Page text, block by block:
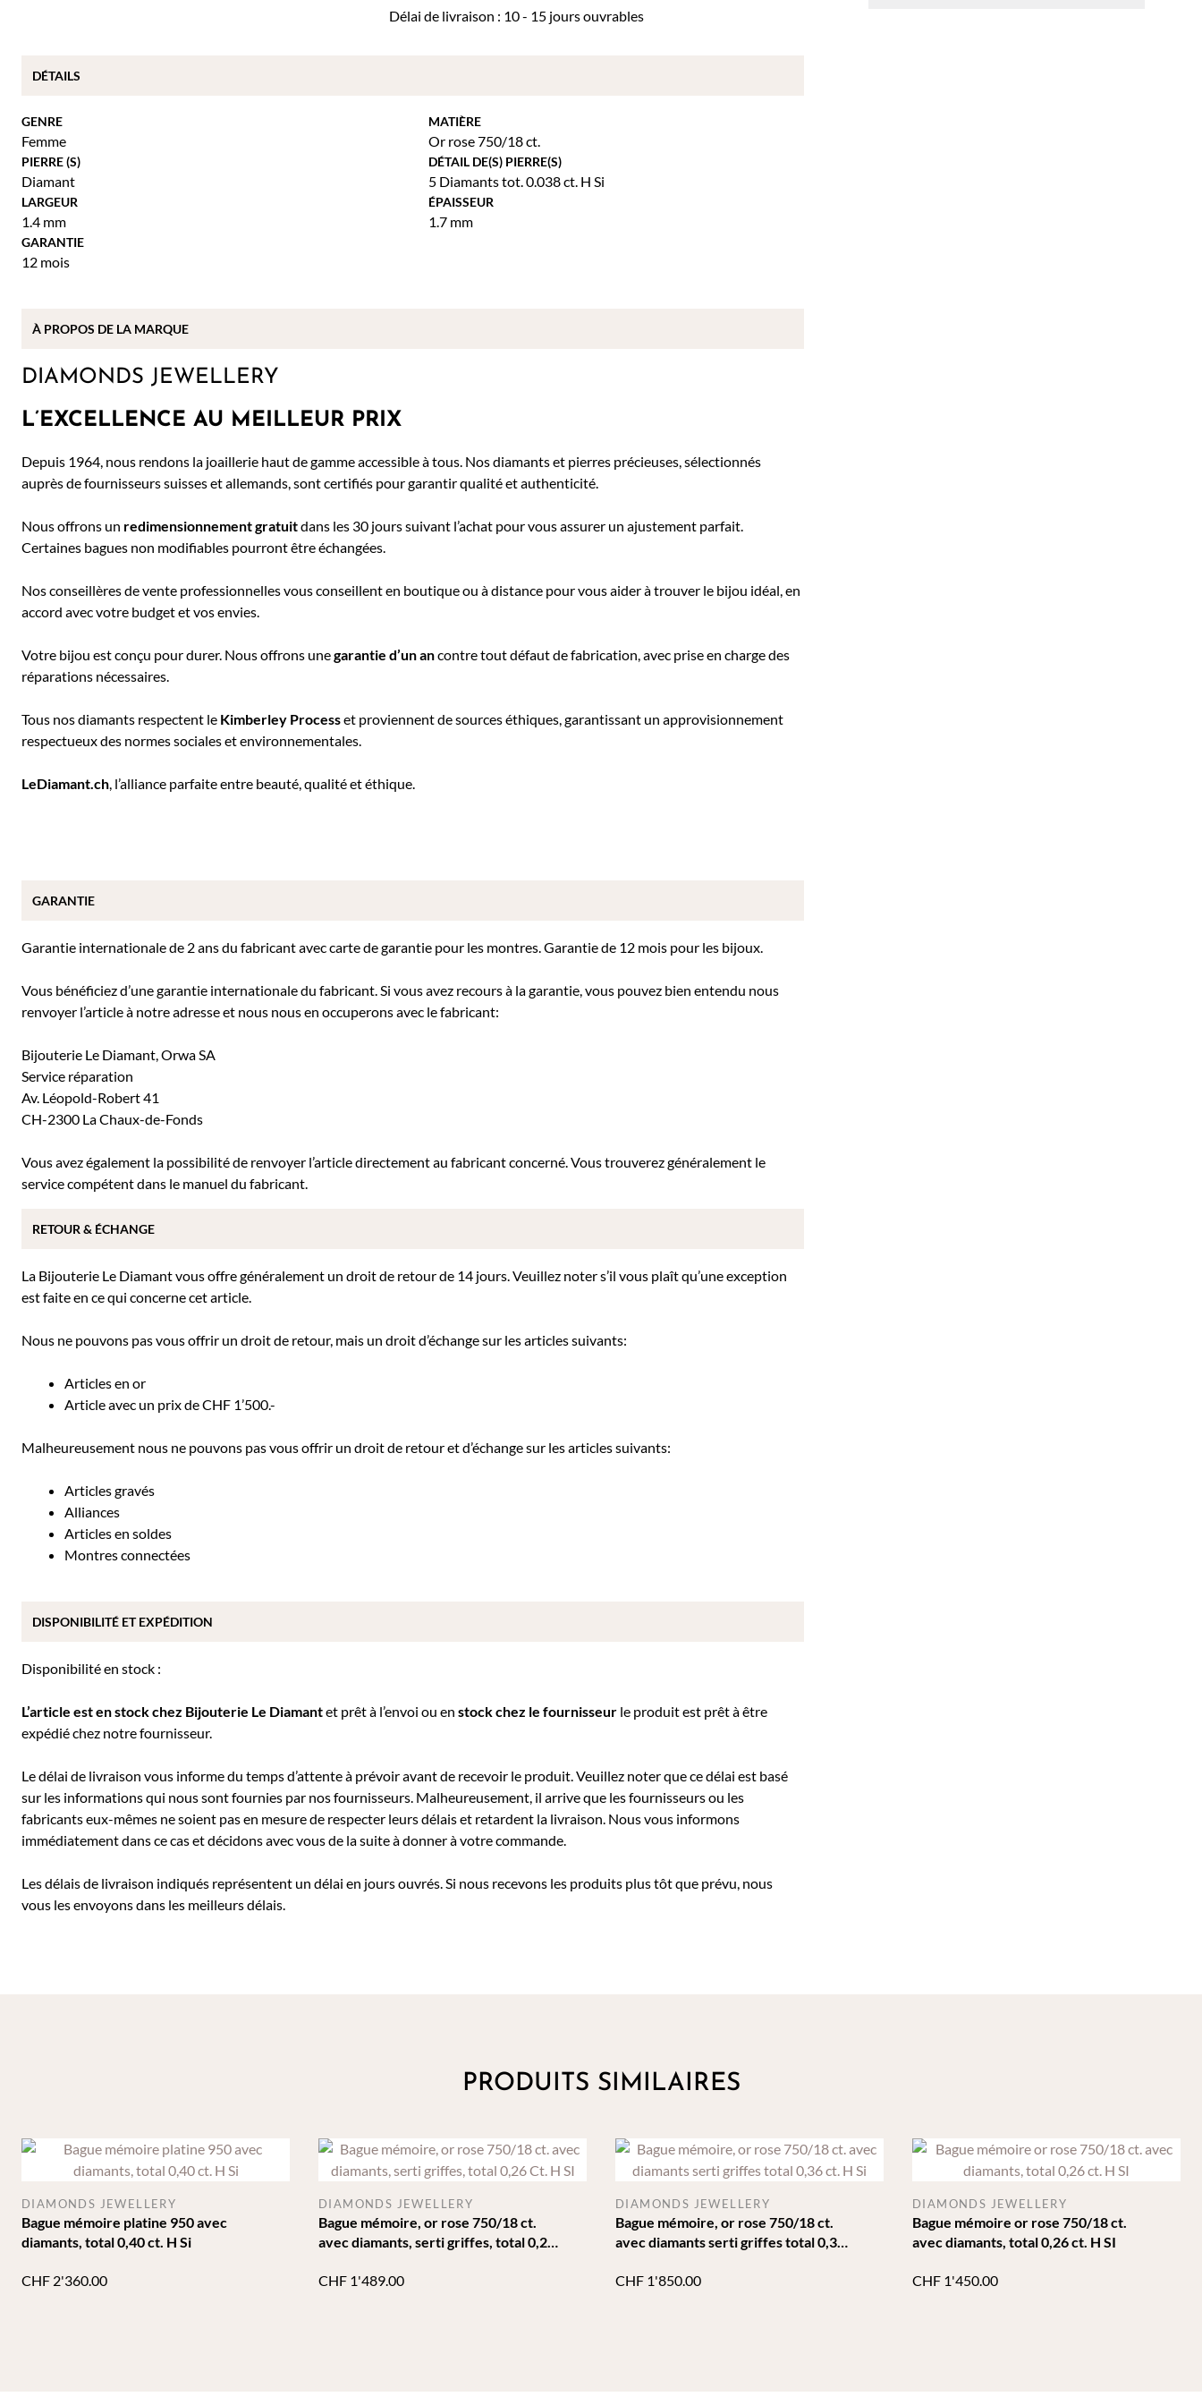
Délai de livraison : 10 - 15 jours ouvrables
GENRE
Femme
MATIÈRE
Or rose 750/18 ct.
PIERRE (S)
Diamant
DÉTAIL DE(S) PIERRE(S)
5 Diamants tot. 0.038 ct. H Si
LARGEUR
1.4 mm
ÉPAISSEUR
1.7 mm
GARANTIE
12 mois
DIAMONDS JEWELLERY
L’EXCELLENCE AU MEILLEUR PRIX
Depuis 1964, nous rendons la joaillerie haut de gamme accessible à tous. Nos diamants et pierres précieuses, sélectionnés
auprès de fournisseurs suisses et allemands, sont certifiés pour garantir qualité et authenticité.
Nous offrons un redimensionnement gratuitdans les 30 jours suivant l’achat pour vous assurer un ajustement parfait.
Certaines bagues non modifiables pourront être échangées.
Nos conseillères de vente professionnelles vous conseillent en boutique ou à distance pour vous aider à trouver le bijou idéal, en
accord avec votre budget et vos envies.
Votre bijou est conçu pour durer. Nous offrons unegarantie d’un ancontre tout défaut de fabrication, avec prise en charge des
réparations nécessaires.
Tous nos diamants respectent le Kimberley Processet proviennent de sources éthiques, garantissant un approvisionnement
respectueux des normes sociales et environnementales.
LeDiamant.ch, l’alliance parfaite entre beauté, qualité et éthique.
Garantie internationale de 2 ans du fabricant avec carte de garantie pour les montres. Garantie de 12 mois pour les bijoux.
Vous bénéficiez d’une garantie internationale du fabricant. Si vous avez recours à la garantie, vous pouvez bien entendu nous
renvoyer l’article à notre adresse et nous nous en occuperons avec le fabricant:
Bijouterie Le Diamant, Orwa SA
Service réparation
Av. Léopold-Robert 41
CH-2300 La Chaux-de-Fonds
Vous avez également la possibilité de renvoyer l’article directement au fabricant concerné. Vous trouverez généralement le
service compétent dans le manuel du fabricant.
La Bijouterie Le Diamant vous offre généralement un droit de retour de 14 jours. Veuillez noter s’il vous plaît qu’une exception
est faite en ce qui concerne cet article.
Nous ne pouvons pas vous offrir un droit de retour, mais un droit d’échange sur les articles suivants:
Articles en or
Article avec un prix de CHF 1’500.-
Malheureusement nous ne pouvons pas vous offrir un droit de retour et d’échange sur les articles suivants:
Articles gravés
Alliances
Articles en soldes
Montres connectées
Disponibilité en stock :
L’article est en stock chez Bijouterie Le Diamantet prêt à l’envoi ou en stock chez le fournisseur le produit est prêt à être
expédié chez notre fournisseur.
Le délai de livraison vous informe du temps d’attente à prévoir avant de recevoir le produit. Veuillez noter que ce délai est basé
sur les informations qui nous sont fournies par nos fournisseurs. Malheureusement, il arrive que les fournisseurs ou les
fabricants eux-mêmes ne soient pas en mesure de respecter leurs délais et retardent la livraison. Nous vous informons
immédiatement dans ce cas et décidons avec vous de la suite à donner à votre commande.
Les délais de livraison indiqués représentent un délai en jours ouvrés. Si nous recevons les produits plus tôt que prévu, nous
vous les envoyons dans les meilleurs délais.
DÉTAILS
À PROPOS DE LA MARQUE
GARANTIE
RETOUR & ÉCHANGE
DISPONIBILITÉ ET EXPÉDITION
PRODUITS SIMILAIRES
Bague mémoire platine 950 avec
diamants, total 0,40 ct. H Si
DIAMONDS JEWELLERY
CHF 2'360.00
Bague mémoire, or rose 750/18 ct.
avec diamants, serti griffes, total 0,26
DIAMONDS JEWELLERY
CHF 1'489.00
Bague mémoire, or rose 750/18 ct.
avec diamants serti griffes total 0,36
DIAMONDS JEWELLERY
CHF 1'850.00
Bague mémoire or rose 750/18 ct.
avec diamants, total 0,26 ct. H SI
DIAMONDS JEWELLERY
CHF 1'450.00